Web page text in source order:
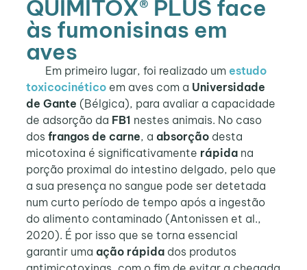
QUIMITŌX® PLUS face
às fumonisinas em
aves
Em primeiro lugar, foi realizado um estudo
toxicocinéticoem aves com a Universidade
de Gante (Bélgica), para avaliar a capacidade
de adsorção da FB1 nestes animais. No caso
dos frangos de carne, a absorçãodesta
micotoxina é significativamente rápidana
porção proximal do intestino delgado, pelo que
a sua presença no sangue pode ser detetada
num curto período de tempo após a ingestão
do alimento contaminado (Antonissen et al.,
2020). É por isso que se torna essencial
garantir uma ação rápidados produtos